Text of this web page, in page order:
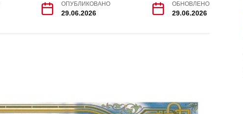
ОПУБЛИКОВАНО
29.06.2026
ОБНОВЛЕНО
29.06.2026